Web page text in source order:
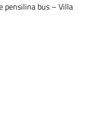
pensilina bus – Villa